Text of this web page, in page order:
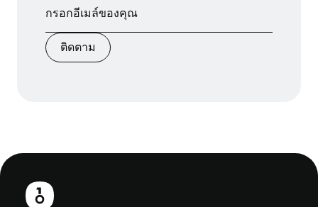
ติดตาม
ส่วน
ท้าย